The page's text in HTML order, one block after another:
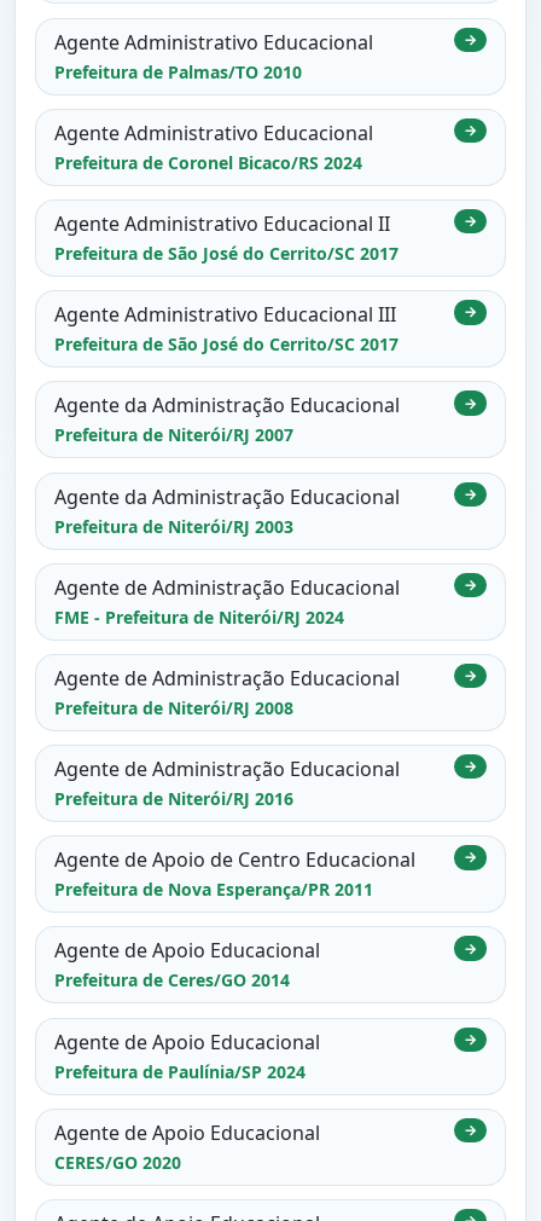
Agente Administrativo Educacional
Prefeitura de Palmas/TO 2010
→
Agente Administrativo Educacional
Prefeitura de Coronel Bicaco/RS 2024
→
Agente Administrativo Educacional II
Prefeitura de São José do Cerrito/SC 2017
→
Agente Administrativo Educacional III
Prefeitura de São José do Cerrito/SC 2017
→
Agente da Administração Educacional
Prefeitura de Niterói/RJ 2007
→
Agente da Administração Educacional
Prefeitura de Niterói/RJ 2003
→
Agente de Administração Educacional
FME - Prefeitura de Niterói/RJ 2024
→
Agente de Administração Educacional
Prefeitura de Niterói/RJ 2008
→
Agente de Administração Educacional
Prefeitura de Niterói/RJ 2016
→
Agente de Apoio de Centro Educacional
Prefeitura de Nova Esperança/PR 2011
→
Agente de Apoio Educacional
Prefeitura de Ceres/GO 2014
→
Agente de Apoio Educacional
Prefeitura de Paulínia/SP 2024
→
Agente de Apoio Educacional
CERES/GO 2020
→